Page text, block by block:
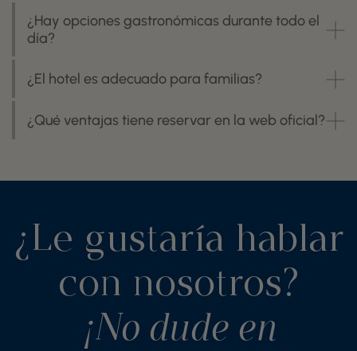
¿Hay opciones gastronómicas durante todo el
día?
¿El hotel es adecuado para familias?
¿Qué ventajas tiene reservar en la web oficial?
¿Le gustaría hablar
con nosotros?
¡No dude en